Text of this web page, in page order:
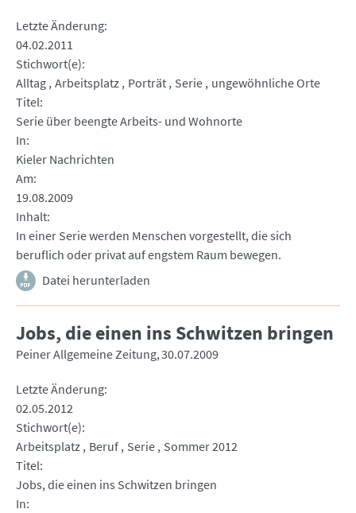
Letzte Änderung
04.02.2011
Stichwort(e)
Alltag Arbeitsplatz Porträt Serie ungewöhnliche Orte
Titel
Serie über beengte Arbeits- und Wohnorte
In
Kieler Nachrichten
Am
19.08.2009
Inhalt
In einer Serie werden Menschen vorgestellt, die sich
beruflich oder privat auf engstem Raum bewegen.
Datei herunterladen
Jobs, die einen ins Schwitzen bringen
Peiner Allgemeine Zeitung 30.07.2009
Letzte Änderung
02.05.2012
Stichwort(e)
Arbeitsplatz Beruf Serie Sommer 2012
Titel
Jobs, die einen ins Schwitzen bringen
In